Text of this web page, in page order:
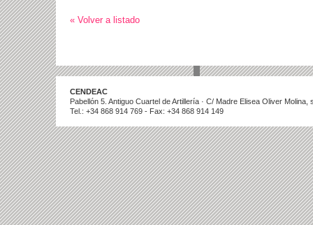
« Volver a listado
CENDEAC
Pabellón 5. Antiguo Cuartel de Artillería · C/ Madre Elisea Oliver
Tel.: +34 868 914 769 - Fax: +34 868 914 149